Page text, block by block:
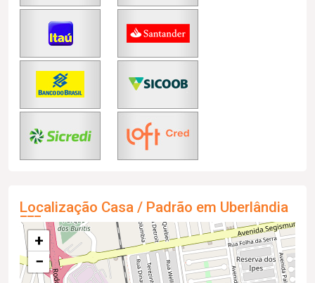
Localização Casa / Padrão em Uberlândia
+
−